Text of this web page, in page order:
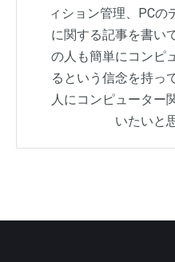
ィション管理、PCの
に関する記事を書い
の人も簡単にコンピ
るという信念を持っ
人にコンピューター
いたいと